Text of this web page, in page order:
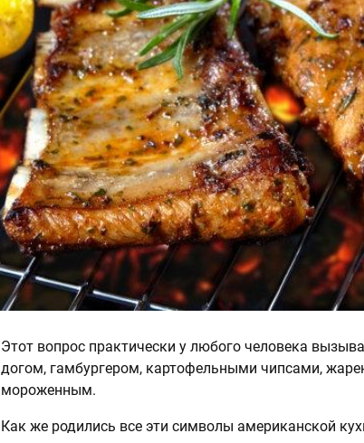
Этот вопрос практически у любого человека
догом, гамбургером, картофельными чипсами,
мороженным.
Как же родились все эти символы американской